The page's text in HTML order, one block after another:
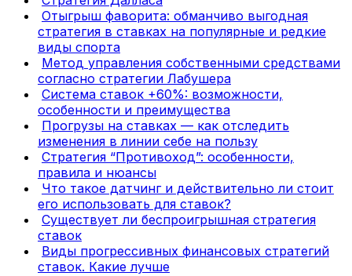
Отыгрыш фаворита: обманчиво выгодная
стратегия в ставках на популярные и редкие
виды спорта
Метод управления собственными средствами
согласно стратегии Лабушера
Система ставок +60%: возможности,
особенности и преимущества
Прогрузы на ставках — как отследить
изменения в линии себе на пользу
Стратегия “Противоход”: особенности,
правила и нюансы
Что такое датчинг и действительно ли стоит
его использовать для ставок?
Существует ли беспроигрышная стратегия
ставок
Виды прогрессивных финансовых стратегий
ставок. Какие лучше